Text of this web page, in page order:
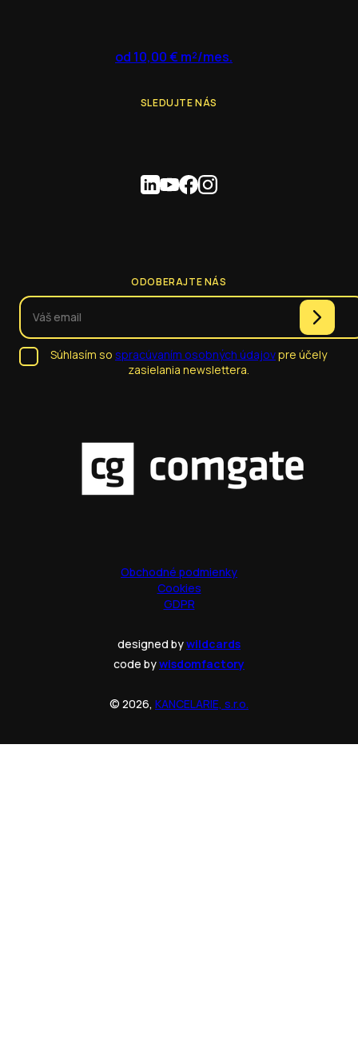
od 10,00 € m²/mes.
SLEDUJTE NÁS
ODOBERAJTE NÁS
Súhlasím so spracúvaním osobných údajovpre účely
zasielania newslettera.
Obchodné podmienky
Cookies
GDPR
designed bywildcards
code bywisdomfactory
© 2026, KANCELARIE, s.r.o.